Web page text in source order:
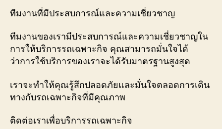
ทีมงานที่มีประสบการณ์และความเชี่ยวชาญ
ทีมงานของเรามีประสบการณ์และความเชี่ยวชาญใน
การให้บริการรถเฉพาะกิจ คุณสามารถมั่นใจได้
ว่าการใช้บริการของเราจะได้รับมาตรฐานสูงสุด
เราจะทำให้คุณรู้สึกปลอดภัยและมั่นใจตลอดการเดิน
ทางกับรถเฉพาะกิจที่มีคุณภาพ
ติดต่อเราเพื่อบริการรถเฉพาะกิจ